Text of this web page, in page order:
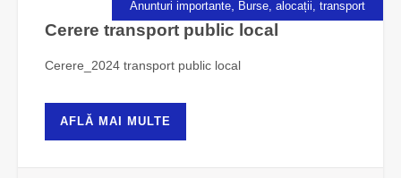
Anunturi importante Burse, alocații, transport
Cerere transport public local
Cerere_2024 transport public local
AFLĂ MAI MULTE